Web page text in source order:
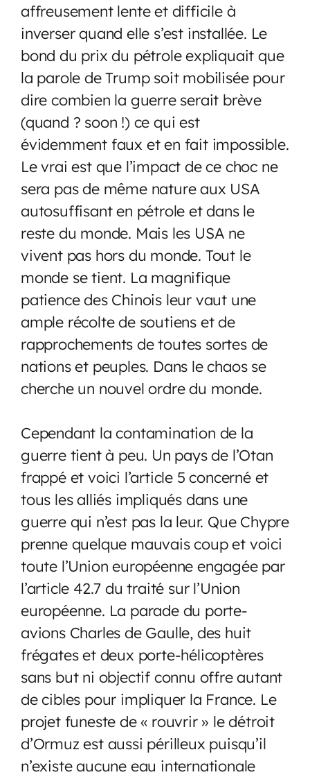
affreusement lente et difficile à
inverser quand elle s’est installée. Le
bond du prix du pétrole expliquait que
la parole de Trump soit mobilisée pour
dire combien la guerre serait brève
(quand ? soon !) ce qui est
évidemment faux et en fait impossible.
Le vrai est que l’impact de ce choc ne
sera pas de même nature aux USA
autosuffisant en pétrole et dans le
reste du monde. Mais les USA ne
vivent pas hors du monde. Tout le
monde se tient. La magnifique
patience des Chinois leur vaut une
ample récolte de soutiens et de
rapprochements de toutes sortes de
nations et peuples. Dans le chaos se
cherche un nouvel ordre du monde.
Cependant la contamination de la
guerre tient à peu. Un pays de l’Otan
frappé et voici l’article 5 concerné et
tous les alliés impliqués dans une
guerre qui n’est pas la leur. Que Chypre
prenne quelque mauvais coup et voici
toute l’Union européenne engagée par
l’article 42.7 du traité sur l’Union
européenne. La parade du porte-
avions Charles de Gaulle, des huit
frégates et deux porte-hélicoptères
sans but ni objectif connu offre autant
de cibles pour impliquer la France. Le
projet funeste de « rouvrir » le détroit
d’Ormuz est aussi périlleux puisqu’il
n’existe aucune eau internationale